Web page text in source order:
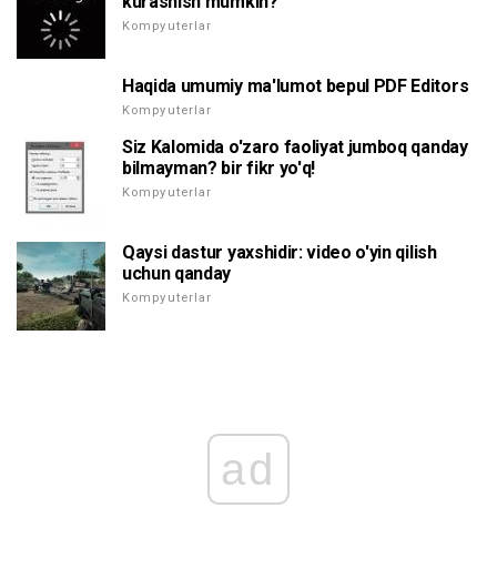
Kompyuterlar
Haqida umumiy ma'lumot bepul PDF Editors
Kompyuterlar
Siz Kalomida o'zaro faoliyat jumboq qanday
bilmayman? bir fikr yo'q!
Kompyuterlar
Qaysi dastur yaxshidir: video o'yin qilish
uchun qanday
Kompyuterlar
ad